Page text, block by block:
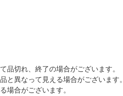
切れ、終了の場合がございます。
異なって見える場合がございます。
場合がございます。